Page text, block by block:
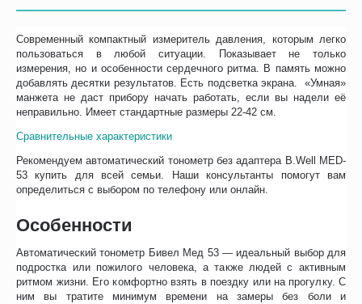
Современный компактный измеритель давления, которым легко
пользоваться в любой ситуации. Показывает не только
измерения, но и особенности сердечного ритма. В память можно
добавлять десятки результатов. Есть подсветка экрана. «Умная»
манжета не даст прибору начать работать, если вы надели её
неправильно. Имеет стандартные размеры 22-42 см.
Сравнительные характеристики
Рекомендуем автоматический тонометр без адаптера B.Well MED-
53 купить для всей семьи. Наши консультанты помогут вам
определиться с выбором по телефону или онлайн.
Особенности
Автоматический тонометр Бивел Мед 53 — идеальный выбор для
подростка или пожилого человека, а также людей с активным
ритмом жизни. Его комфортно взять в поездку или на прогулку. С
ним вы тратите минимум времени на замеры без боли и